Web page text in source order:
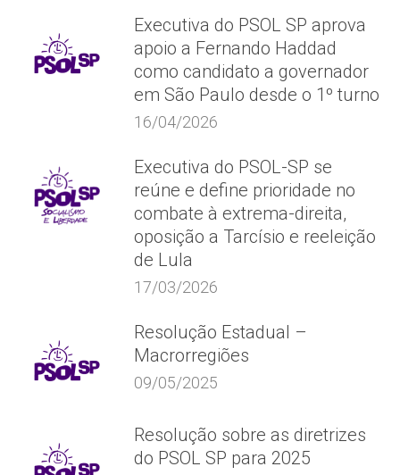
Executiva do PSOL SP aprova
apoio a Fernando Haddad
como candidato a governador
em São Paulo desde o 1º turno
16/04/2026
Executiva do PSOL-SP se
reúne e define prioridade no
combate à extrema-direita,
oposição a Tarcísio e reeleição
de Lula
17/03/2026
Resolução Estadual –
Macrorregiões
09/05/2025
Resolução sobre as diretrizes
do PSOL SP para 2025